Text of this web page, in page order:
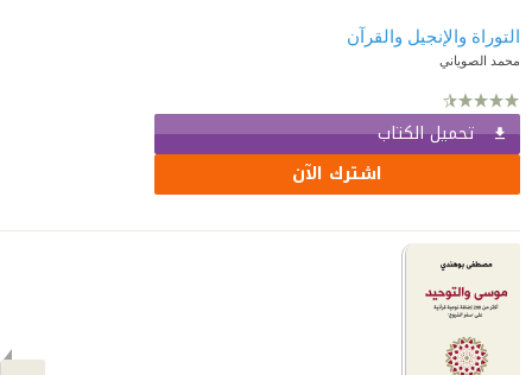
التوراة والإنجيل والقرآن
محمد الصوياني
تحميل الكتاب
اشترك الآن